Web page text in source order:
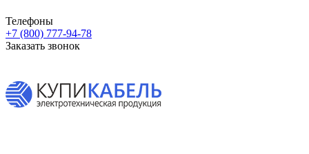
Телефоны
+7 (800) 777-94-78
Заказать звонок